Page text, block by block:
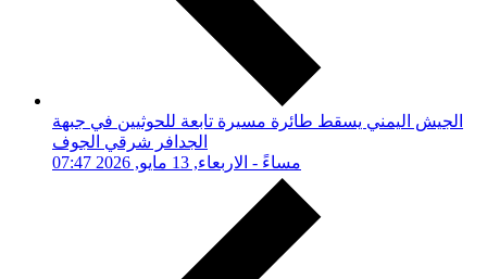
الجيش اليمني يسقط طائرة مسيرة تابعة للحوثيين في جبهة
الجدافر شرقي الجوف
07:47 مساءً - الاربعاء, 13 مايو, 2026